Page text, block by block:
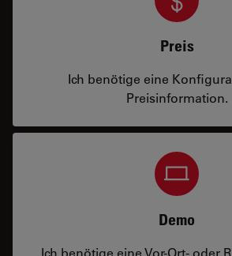
Preis
Ich benötige eine
Preisinformation.
Demo
Ich benötige eine Vor-Ort- oder